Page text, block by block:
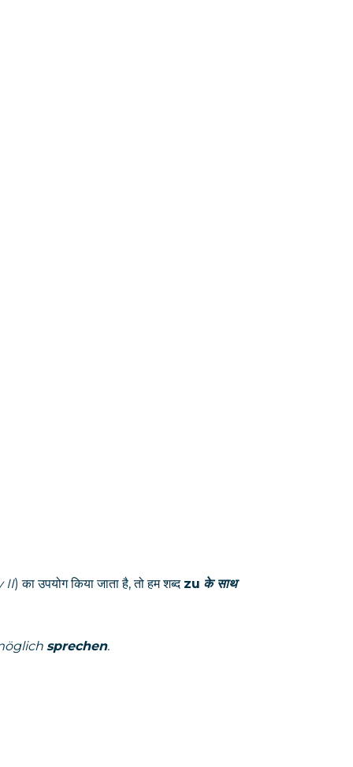
II) का उपयोग किया जाता है, तो हम शब्द zu के साथ
sprechen.